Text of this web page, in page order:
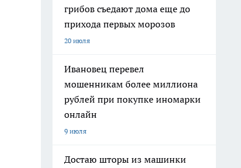
грибов съедают дома еще до
прихода первых морозов
20 июля
Ивановец перевел
мошенникам более миллиона
рублей при покупке иномарки
онлайн
9 июля
Достаю шторы из машинки